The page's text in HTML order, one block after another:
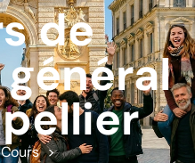
de
Cours